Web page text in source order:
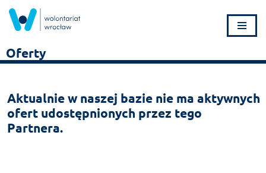
Przejdź
do
treści
Oferty
Aktualnie w naszej bazie nie ma aktywnych
ofert udostępnionych przez tego
Partnera.